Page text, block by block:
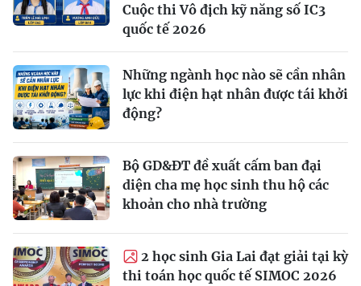
Cuộc thi Vô địch kỹ năng số IC3
quốc tế 2026
Những ngành học nào sẽ cần nhân
lực khi điện hạt nhân được tái khởi
động?
Bộ GD&ĐT đề xuất cấm ban đại
diện cha mẹ học sinh thu hộ các
khoản cho nhà trường
2 học sinh Gia Lai đạt giải tại kỳ
thi toán học quốc tế SIMOC 2026